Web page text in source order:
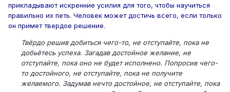
прикладывают искренние усилия для того, чтобы научиться
правильно их петь. Человек может достичь всего, если только
он примет твердое решение.
Твёрдо решив добиться чего-то, не отступайте, пока не
добьётесь успеха. Загадав достойное желание, не
отступайте, пока оно не будет исполнено. Попросив чего-
то достойного, не отступайте, пока не получите
желаемого. Задумав нечто достойное, не отступайте, пока